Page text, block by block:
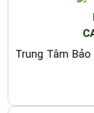
Trung Tâm Bảo